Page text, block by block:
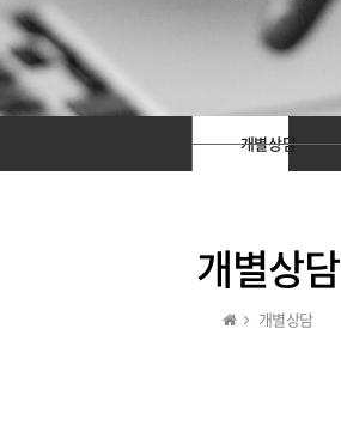
개별상담
개별상담
개별상담